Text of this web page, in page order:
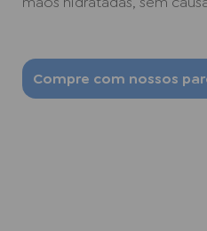
Compre com nossos